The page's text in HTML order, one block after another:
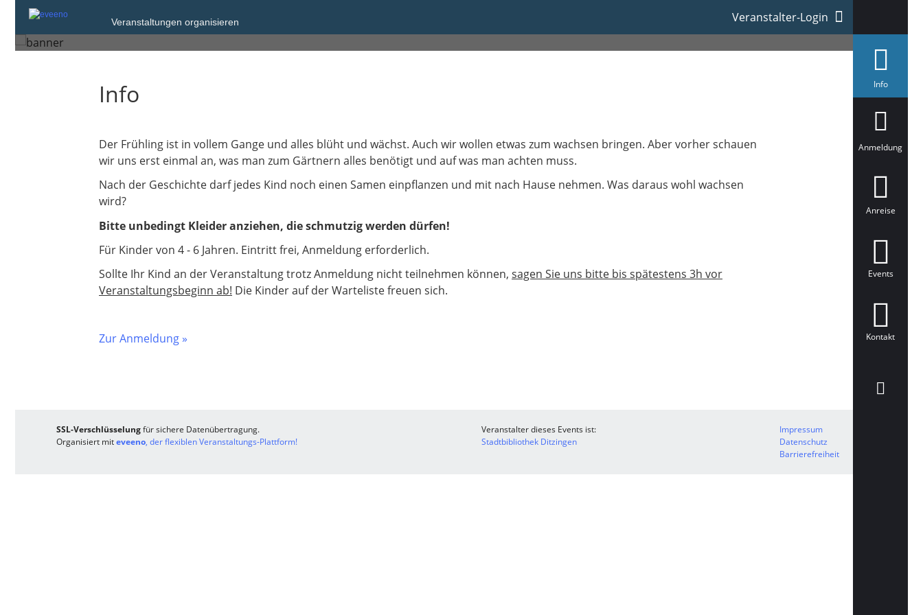
Veranstaltungen organisieren Veranstalter-Login
Ditzingen
Infoa
ä
t
Anmeldung
Anreise
Events
Kontakt
Info
Der Frühling ist in vollem Gange und alles blüht und wächst. Auch wir wollen etwas zum wachsen bringen. Aber vorher schauen
wir uns erst einmal an, was man zum Gärtnern alles benötigt und auf was man achten muss.
Nach der Geschichte darf jedes Kind noch einen Samen einpflanzen und mit nach Hause nehmen. Was daraus wohl wachsen
wird?
Bitte unbedingt Kleider anziehen, die schmutzig werden dürfen!
Für Kinder von 4 - 6 Jahren. Eintritt frei, Anmeldung erforderlich.
Sollte Ihr Kind an der Veranstaltung trotz Anmeldung nicht teilnehmen können, sagen Sie uns bitte bis spätestens 3h vor
Veranstaltungsbeginn ab! Die Kinder auf der Warteliste freuen sich.
Zur Anmeldung »
SSL-Verschlüsselungfür sichere Datenübertragung.
Organisiert miteveeno, der flexiblen Veranstaltungs-Plattform!
Veranstalter dieses Events ist:
Stadtbibliothek Ditzingen
Impressum
Datenschutz
Barrierefreiheit